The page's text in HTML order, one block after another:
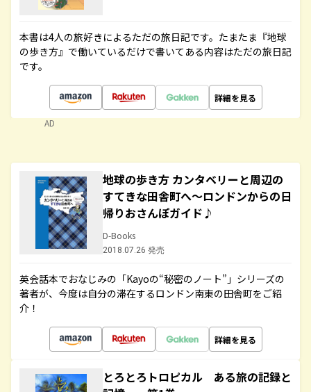
本書は4人の旅好きによるただの旅日記です。たまたま『地球
の歩き方』で働いているだけで書いてある内容はただの旅日記
です。
詳細を見る
AD
地球の歩き方 カンタベリーと周辺の
すてきな田舎町へ～ロンドンからの日
帰りおさんぽガイド♪
D-Books
2018.07.26 発売
英会話本でおなじみの「Kayoの“秘密のノート”」シリーズの
著者が、今度は自分の滞在するロンドン南東の田舎町をご紹
介！
詳細を見る
とろとろトロピカル ある旅の記録と